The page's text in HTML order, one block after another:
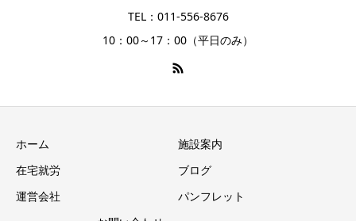
TEL：011-556-8676
10：00～17：00（平日のみ）
ホーム
施設案内
在宅就労
ブログ
運営会社
パンフレット